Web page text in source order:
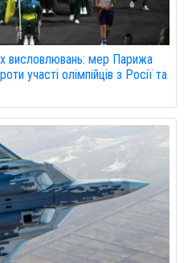
висловлювань: мер Парижа
участі олімпійців з Росії та